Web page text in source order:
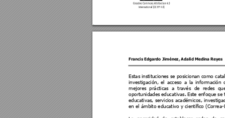
Francis Edgardo Jiménez, Adalid Medina Reyes
Estas instituciones se posicionan como ca
investigación, el acceso a la información
mejores prácticas a través de redes
oportunidades educativas. Este enfoque se
educativas, servicios académicos,
en el ámbito educativo y científico